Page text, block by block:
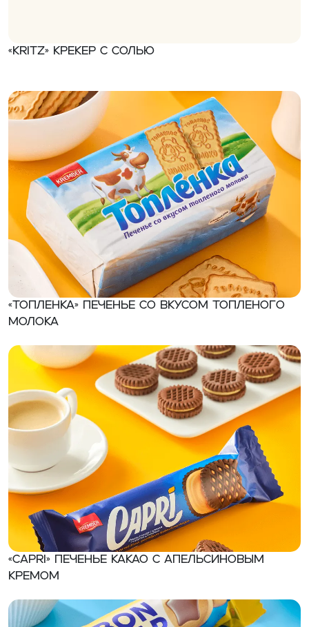
«Kritz» Крекер с солью
«Топленка» Печенье со вкусом топленого
молока
«CAPRI» Печенье какао с апельсиновым
кремом